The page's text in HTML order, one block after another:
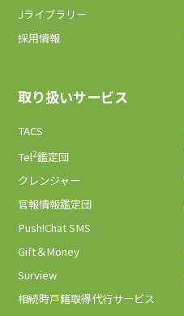
Jライブラリー
採用情報
取り扱いサービス
TACS
Tel2鑑定団
クレンジャー
官報情報鑑定団
Push!Chat SMS
Gift＆Money
Surview
相続時戸籍取得代行サービス